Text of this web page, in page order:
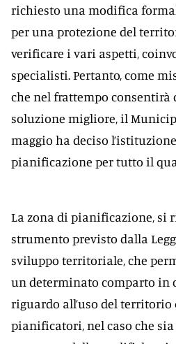
richiesto una modifica
per una protezione del
verificare i vari aspetti,
specialisti. Pertanto, come
che nel frattempo
soluzione migliore, il
maggio ha deciso
pianificazione per tutto il
La zona di pianificazione, si
strumento previsto dalla
sviluppo territoriale, che
un determinato comparto in
riguardo all’uso del
pianificatori, nel caso che